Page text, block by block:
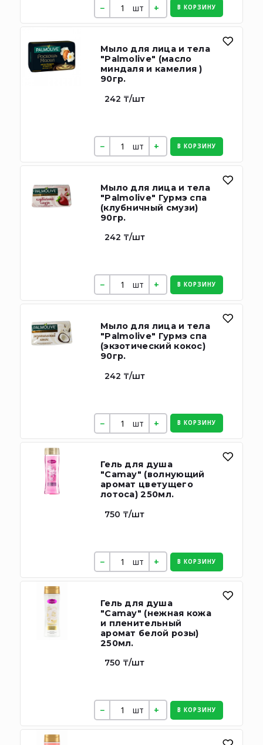
шт В КОРЗИНУ
Мыло для лица и тела
"Palmolive" (масло
миндаля и камелия )
90гр.
242 ₸/шт
шт В КОРЗИНУ
Мыло для лица и тела
"Palmolive" Гурмэ спа
(клубничный смузи)
90гр.
242 ₸/шт
шт В КОРЗИНУ
Мыло для лица и тела
"Palmolive" Гурмэ спа
(экзотический кокос)
90гр.
242 ₸/шт
шт В КОРЗИНУ
Гель для душа
"Camay" (волнующий
аромат цветущего
лотоса) 250мл.
750 ₸/шт
шт В КОРЗИНУ
Гель для душа
"Camay" (нежная кожа
и пленительный
аромат белой розы)
250мл.
750 ₸/шт
шт В КОРЗИНУ